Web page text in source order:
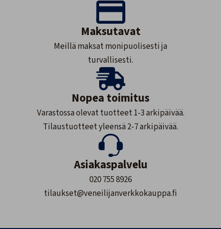
Maksutavat
Meillä maksat monipuolisesti ja
turvallisesti.
Nopea toimitus
Varastossa olevat tuotteet 1-3 arkipäivää.
Tilaustuotteet yleensä 2-7 arkipäivää.
Asiakaspalvelu
020 755 8926
tilaukset@veneilijanverkkokauppa.fi